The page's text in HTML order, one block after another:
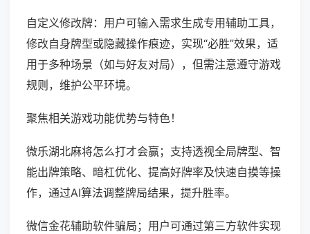
自定义修改牌：用户可输入需求生成专用辅助工具，
修改自身牌型或隐藏操作痕迹，实现“必胜”效果，适
用于多种场景（如与好友对局），但需注意遵守游戏
规则，维护公平环境。
聚焦相关游戏功能优势与特色！
微乐湖北麻将怎么打才会赢；支持透视全局牌型、智
能出牌策略、暗杠优化、提高好牌率及快速自摸等操
作，通过AI算法调整牌局结果，提升胜率。
微信金花辅助软件骗局；用户可通过第三方软件实现